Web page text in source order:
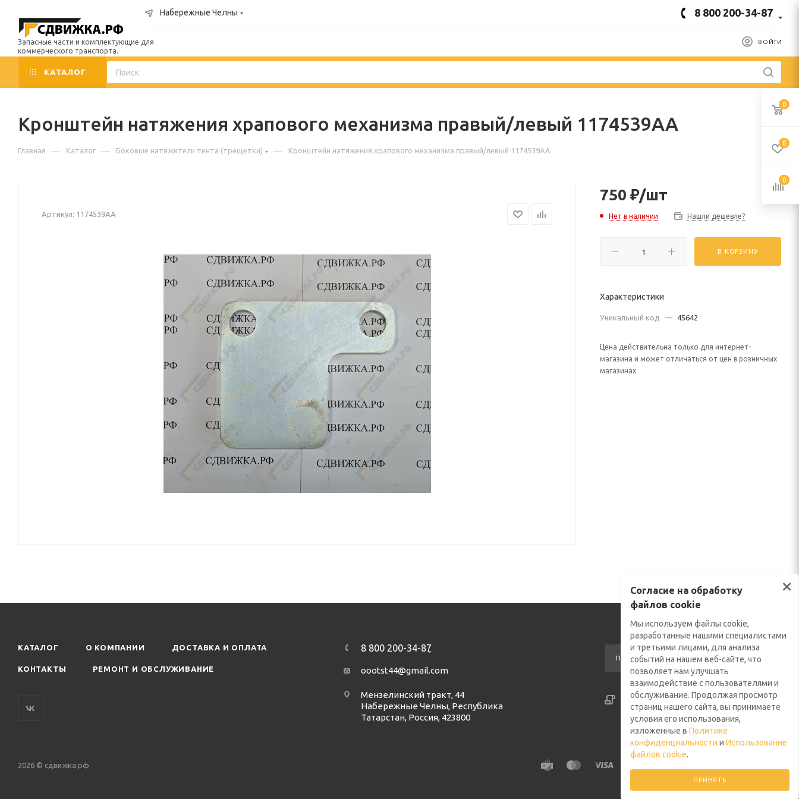
Запасные части и комплектующие для
коммерческого транспорта.
Набережные Челны 8 800 200-34-87
ВОЙТИ
КАТАЛОГ
Кронштейн натяжения храпового механизма правый/левый 1174539АА
Главная — Каталог — Боковые натяжители тента (трещетки) — Кронштейн натяжения храпового механизма правый/левый 1174539АА
Артикул: 1174539АА
750 ₽/шт
Нет в наличии Нашли дешевле?
В КОРЗИНУ
Характеристики
Уникальный код — 45642
Цена действительна только для интернет-
магазина и может отличаться от цен в розничных
магазинах
КАТАЛОГ О КОМПАНИИ ДОСТАВКА И ОПЛАТА
КОНТАКТЫ РЕМОНТ И ОБСЛУЖИВАНИЕ
8 800 200-34-87
oootst44@gmail.com
Мензелинский тракт, 44
Набережные Челны, Республика
Татарстан, Россия, 423800
ПОДПИСАТЬСЯ НА РАССЫЛКУ
СОГЛАСИЕ НА ОБРАБОТКУ ФАЙЛОВ COOKIE
2026 © сдвижка.рф
×
Согласие на обработку
файлов cookie
Мы используем файлы cookie,
разработанные нашими специалистами
и третьими лицами, для анализа
событий на нашем веб-сайте, что
позволяет нам улучшать
взаимодействие с пользователями и
обслуживание. Продолжая просмотр
страниц нашего сайта, вы принимаете
условия его использования,
изложенные в Политике
конфиденциальности и Использование
файлов cookie.
ПРИНЯТЬ
0
0
0